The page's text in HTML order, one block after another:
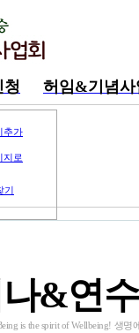
청
허임&기념사
추가
지로
기
&연수
is the spirit of Wellbeing! 생